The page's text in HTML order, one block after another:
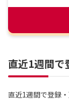
直近1週間で
直近1週間で登録